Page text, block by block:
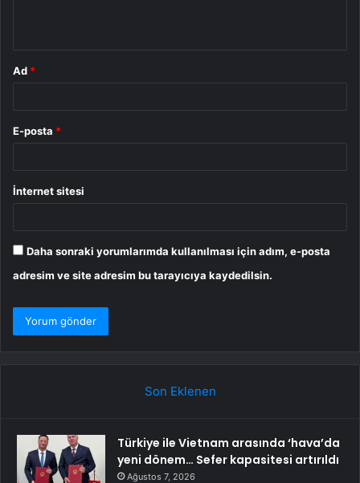
Ad *
E-posta *
İnternet sitesi
Daha sonraki yorumlarımda kullanılması için adım, e-posta
adresim ve site adresim bu tarayıcıya kaydedilsin.
Son Eklenen
Türkiye ile Vietnam arasında ‘hava’da
yeni dönem… Sefer kapasitesi artırıldı
Ağustos 7, 2026